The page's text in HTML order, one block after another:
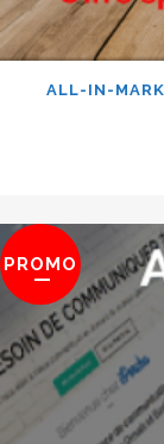
ALL-IN-
PROMO